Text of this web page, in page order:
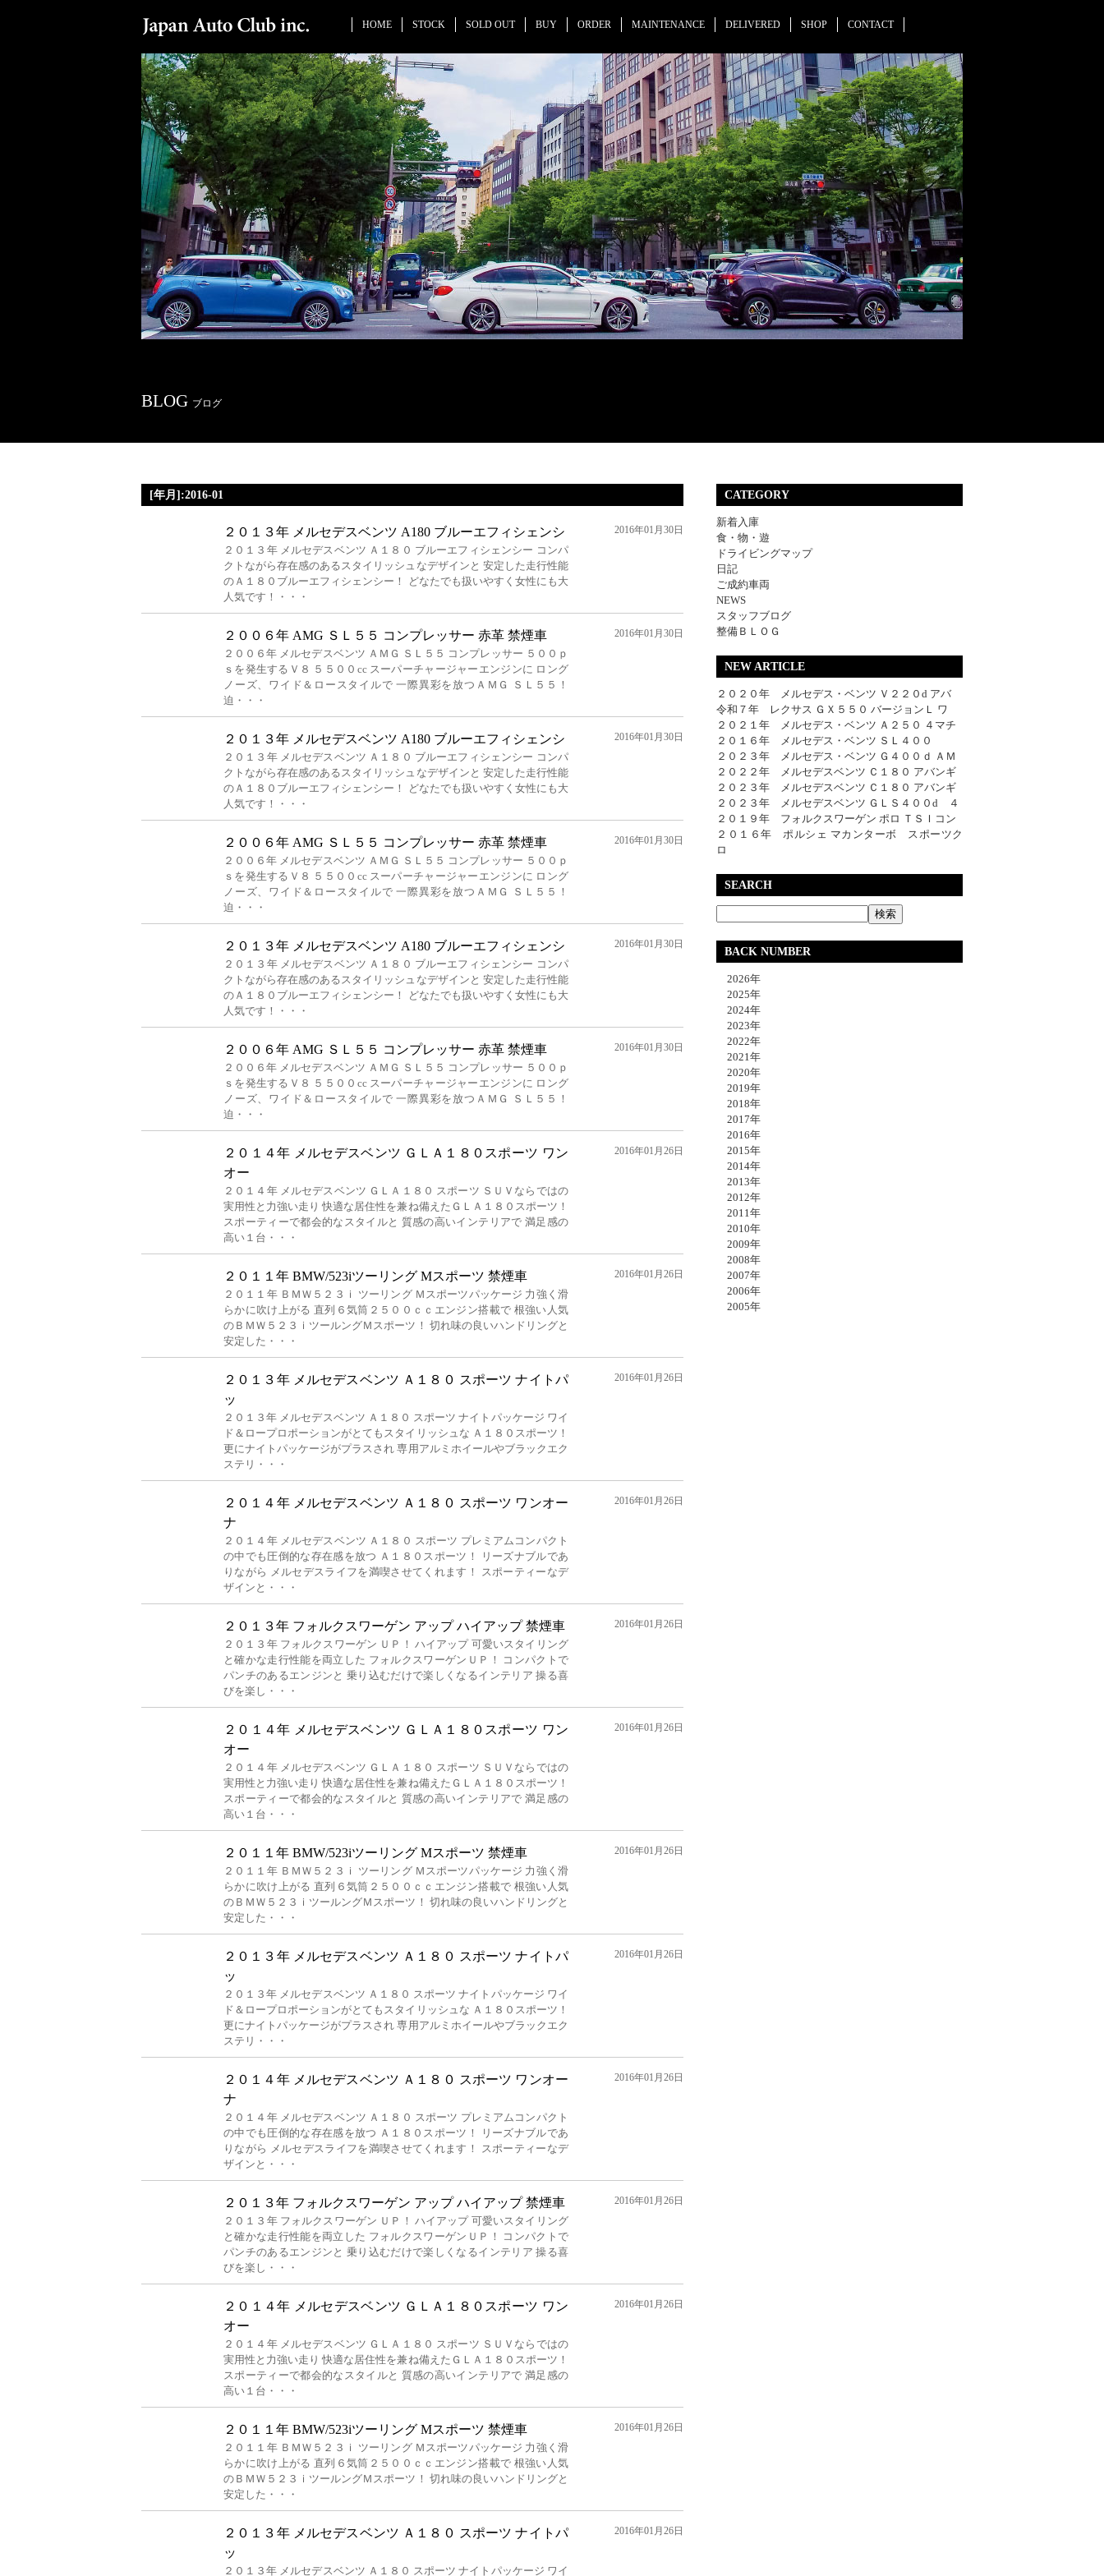
HOME STOCK SOLD OUT BUY ORDER MAINTENANCE DELIVERED SHOP CONTACT
BLOG ブログ
[年月]:2016-01
２０１３年 メルセデスベンツ A180 ブルーエフィシェンシ
２０１３年 メルセデスベンツ Ａ１８０ ブルーエフィシェンシー コンパ
クトながら存在感のあるスタイリッシュなデザインと 安定した走行性能
のＡ１８０ブルーエフィシェンシー！ どなたでも扱いやすく女性にも大
人気です！・・・
2016年01月30日
２００６年 AMG ＳＬ５５ コンプレッサー 赤革 禁煙車
２００６年 メルセデスベンツ ＡＭＧ ＳＬ５５ コンプレッサー ５００ｐ
ｓを発生するＶ８ ５５００cc スーパーチャージャーエンジンに ロング
ノーズ、ワイド＆ロースタイルで 一際異彩を放つＡＭＧ ＳＬ５５！
迫・・・
2016年01月30日
２０１３年 メルセデスベンツ A180 ブルーエフィシェンシ
２０１３年 メルセデスベンツ Ａ１８０ ブルーエフィシェンシー コンパ
クトながら存在感のあるスタイリッシュなデザインと 安定した走行性能
のＡ１８０ブルーエフィシェンシー！ どなたでも扱いやすく女性にも大
人気です！・・・
2016年01月30日
２００６年 AMG ＳＬ５５ コンプレッサー 赤革 禁煙車
２００６年 メルセデスベンツ ＡＭＧ ＳＬ５５ コンプレッサー ５００ｐ
ｓを発生するＶ８ ５５００cc スーパーチャージャーエンジンに ロング
ノーズ、ワイド＆ロースタイルで 一際異彩を放つＡＭＧ ＳＬ５５！
迫・・・
2016年01月30日
２０１３年 メルセデスベンツ A180 ブルーエフィシェンシ
２０１３年 メルセデスベンツ Ａ１８０ ブルーエフィシェンシー コンパ
クトながら存在感のあるスタイリッシュなデザインと 安定した走行性能
のＡ１８０ブルーエフィシェンシー！ どなたでも扱いやすく女性にも大
人気です！・・・
2016年01月30日
２００６年 AMG ＳＬ５５ コンプレッサー 赤革 禁煙車
２００６年 メルセデスベンツ ＡＭＧ ＳＬ５５ コンプレッサー ５００ｐ
ｓを発生するＶ８ ５５００cc スーパーチャージャーエンジンに ロング
ノーズ、ワイド＆ロースタイルで 一際異彩を放つＡＭＧ ＳＬ５５！
迫・・・
2016年01月30日
２０１４年 メルセデスベンツ ＧＬＡ１８０スポーツ ワン
オー
２０１４年 メルセデスベンツ ＧＬＡ１８０ スポーツ ＳＵＶならではの
実用性と力強い走り 快適な居住性を兼ね備えたＧＬＡ１８０スポーツ！
スポーティーで都会的なスタイルと 質感の高いインテリアで 満足感の
高い１台・・・
2016年01月26日
２０１１年 BMW/523iツーリング Mスポーツ 禁煙車
２０１１年 ＢＭＷ５２３ｉ ツーリング Ｍスポーツパッケージ 力強く滑
らかに吹け上がる 直列６気筒２５００ｃｃエンジン搭載で 根強い人気
のＢＭＷ５２３ｉツールングＭスポーツ！ 切れ味の良いハンドリングと
安定した・・・
2016年01月26日
２０１３年 メルセデスベンツ Ａ１８０ スポーツ ナイトパ
ッ
２０１３年 メルセデスベンツ Ａ１８０ スポーツ ナイトパッケージ ワイ
ド＆ロープロポーションがとてもスタイリッシュな Ａ１８０スポーツ！
更にナイトパッケージがプラスされ 専用アルミホイールやブラックエク
ステリ・・・
2016年01月26日
２０１４年 メルセデスベンツ Ａ１８０ スポーツ ワンオー
ナ
２０１４年 メルセデスベンツ Ａ１８０ スポーツ プレミアムコンパクト
の中でも圧倒的な存在感を放つ Ａ１８０スポーツ！ リーズナブルであ
りながら メルセデスライフを満喫させてくれます！ スポーティーなデ
ザインと・・・
2016年01月26日
２０１３年 フォルクスワーゲン アップ ハイアップ 禁煙車
２０１３年 フォルクスワーゲン ＵＰ！ ハイアップ 可愛いスタイリング
と確かな走行性能を両立した フォルクスワーゲンＵＰ！ コンパクトで
パンチのあるエンジンと 乗り込むだけで楽しくなるインテリア 操る喜
びを楽し・・・
2016年01月26日
２０１４年 メルセデスベンツ ＧＬＡ１８０スポーツ ワン
オー
２０１４年 メルセデスベンツ ＧＬＡ１８０ スポーツ ＳＵＶならではの
実用性と力強い走り 快適な居住性を兼ね備えたＧＬＡ１８０スポーツ！
スポーティーで都会的なスタイルと 質感の高いインテリアで 満足感の
高い１台・・・
2016年01月26日
２０１１年 BMW/523iツーリング Mスポーツ 禁煙車
２０１１年 ＢＭＷ５２３ｉ ツーリング Ｍスポーツパッケージ 力強く滑
らかに吹け上がる 直列６気筒２５００ｃｃエンジン搭載で 根強い人気
のＢＭＷ５２３ｉツールングＭスポーツ！ 切れ味の良いハンドリングと
安定した・・・
2016年01月26日
２０１３年 メルセデスベンツ Ａ１８０ スポーツ ナイトパ
ッ
２０１３年 メルセデスベンツ Ａ１８０ スポーツ ナイトパッケージ ワイ
ド＆ロープロポーションがとてもスタイリッシュな Ａ１８０スポーツ！
更にナイトパッケージがプラスされ 専用アルミホイールやブラックエク
ステリ・・・
2016年01月26日
２０１４年 メルセデスベンツ Ａ１８０ スポーツ ワンオー
ナ
２０１４年 メルセデスベンツ Ａ１８０ スポーツ プレミアムコンパクト
の中でも圧倒的な存在感を放つ Ａ１８０スポーツ！ リーズナブルであ
りながら メルセデスライフを満喫させてくれます！ スポーティーなデ
ザインと・・・
2016年01月26日
２０１３年 フォルクスワーゲン アップ ハイアップ 禁煙車
２０１３年 フォルクスワーゲン ＵＰ！ ハイアップ 可愛いスタイリング
と確かな走行性能を両立した フォルクスワーゲンＵＰ！ コンパクトで
パンチのあるエンジンと 乗り込むだけで楽しくなるインテリア 操る喜
びを楽し・・・
2016年01月26日
２０１４年 メルセデスベンツ ＧＬＡ１８０スポーツ ワン
オー
２０１４年 メルセデスベンツ ＧＬＡ１８０ スポーツ ＳＵＶならではの
実用性と力強い走り 快適な居住性を兼ね備えたＧＬＡ１８０スポーツ！
スポーティーで都会的なスタイルと 質感の高いインテリアで 満足感の
高い１台・・・
2016年01月26日
２０１１年 BMW/523iツーリング Mスポーツ 禁煙車
２０１１年 ＢＭＷ５２３ｉ ツーリング Ｍスポーツパッケージ 力強く滑
らかに吹け上がる 直列６気筒２５００ｃｃエンジン搭載で 根強い人気
のＢＭＷ５２３ｉツールングＭスポーツ！ 切れ味の良いハンドリングと
安定した・・・
2016年01月26日
２０１３年 メルセデスベンツ Ａ１８０ スポーツ ナイトパ
ッ
２０１３年 メルセデスベンツ Ａ１８０ スポーツ ナイトパッケージ ワイ
2016年01月26日
CATEGORY
新着入庫
食・物・遊
ドライビングマップ
日記
ご成約車両
NEWS
スタッフブログ
整備ＢＬＯＧ
NEW ARTICLE
２０２０年 メルセデス・ベンツ Ｖ２２０d アバ
令和７年 レクサス ＧＸ５５０ バージョンＬ ワ
２０２１年 メルセデス・ベンツ Ａ２５０ ４マチ
２０１６年 メルセデス・ベンツ ＳＬ４００
２０２３年 メルセデス・ベンツ Ｇ４００ｄ ＡＭ
２０２２年 メルセデスベンツ Ｃ１８０ アバンギ
２０２３年 メルセデスベンツ Ｃ１８０ アバンギ
２０２３年 メルセデスベンツ ＧＬＳ４００d ４
２０１９年 フォルクスワーゲン ポロ ＴＳＩコン
２０１６年 ポルシェ マカンターボ スポーツク
ロ
SEARCH
BACK NUMBER
2026年
2025年
2024年
2023年
2022年
2021年
2020年
2019年
2018年
2017年
2016年
2015年
2014年
2013年
2012年
2011年
2010年
2009年
2008年
2007年
2006年
2005年